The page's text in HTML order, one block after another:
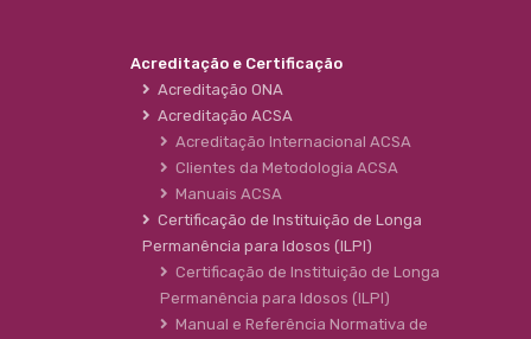
Acreditação e Certificação
Acreditação ONA
Acreditação ACSA
Acreditação Internacional ACSA
Clientes da Metodologia ACSA
Manuais ACSA
Certificação de Instituição de Longa
Permanência para Idosos (ILPI)
Certificação de Instituição de Longa
Permanência para Idosos (ILPI)
Manual e Referência Normativa de